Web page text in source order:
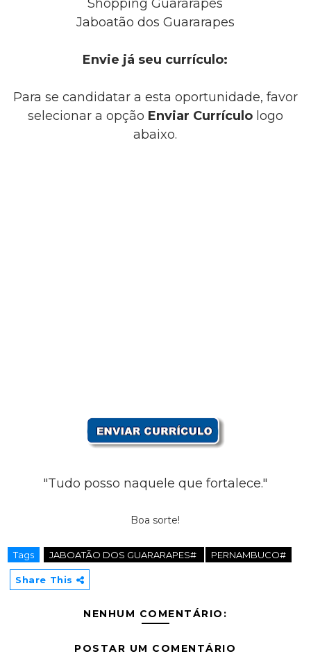
Shopping Guararapes
Jaboatão dos Guararapes
Envie já seu currículo:
Para se candidatar a esta oportunidade, favor
selecionar a opção Enviar Currículologo
abaixo.
"Tudo posso naquele que fortalece."
Boa sorte!
Tags JABOATÃO DOS GUARARAPES# PERNAMBUCO#
Share This
NENHUM COMENTÁRIO:
POSTAR UM COMENTÁRIO